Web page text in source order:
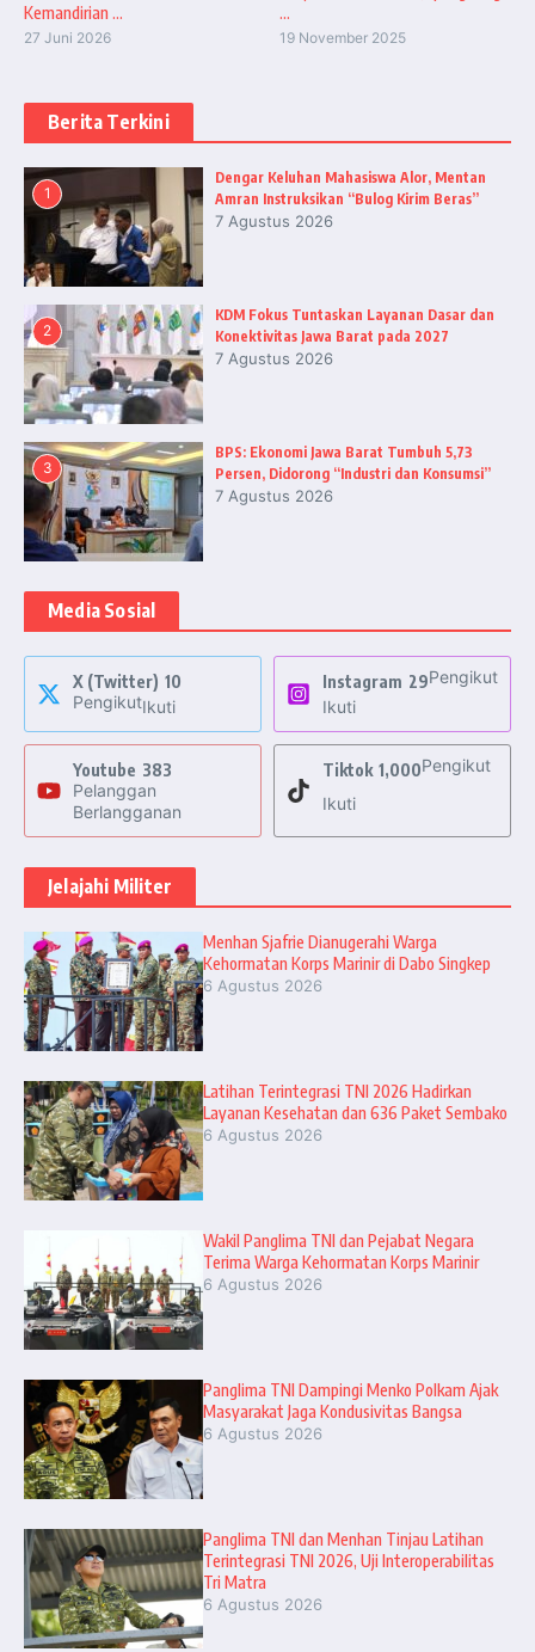
Kemandirian ...
27 Juni 2026
...
19 November 2025
Berita Terkini
1
Dengar Keluhan Mahasiswa Alor, Mentan
Amran Instruksikan “Bulog Kirim Beras”
7 Agustus 2026
2
KDM Fokus Tuntaskan Layanan Dasar dan
Konektivitas Jawa Barat pada 2027
7 Agustus 2026
3
BPS: Ekonomi Jawa Barat Tumbuh 5,73
Persen, Didorong “Industri dan Konsumsi”
7 Agustus 2026
Media Sosial
X (Twitter) 10
PengikutIkuti
Instagram 29Pengikut
Ikuti
Youtube 383
Pelanggan
Berlangganan
Tiktok 1,000Pengikut
Ikuti
Jelajahi Militer
Menhan Sjafrie Dianugerahi Warga
Kehormatan Korps Marinir di Dabo Singkep
6 Agustus 2026
Latihan Terintegrasi TNI 2026 Hadirkan
Layanan Kesehatan dan 636 Paket Sembako
6 Agustus 2026
Wakil Panglima TNI dan Pejabat Negara
Terima Warga Kehormatan Korps Marinir
6 Agustus 2026
Panglima TNI Dampingi Menko Polkam Ajak
Masyarakat Jaga Kondusivitas Bangsa
6 Agustus 2026
Panglima TNI dan Menhan Tinjau Latihan
Terintegrasi TNI 2026, Uji Interoperabilitas
Tri Matra
6 Agustus 2026